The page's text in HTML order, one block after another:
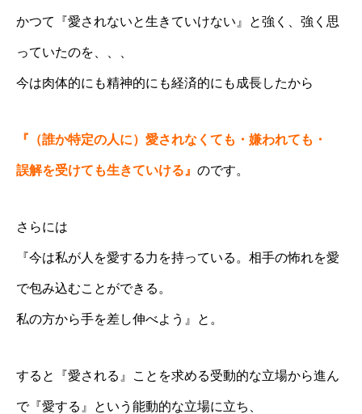
かつて『愛されないと生きていけない』と強く、強く思
っていたのを、、、
今は肉体的にも精神的にも経済的にも成長したから
『（誰か特定の人に）愛されなくても・嫌われても・
誤解を受けても生きていける』 のです。
さらには
『今は私が人を愛する力を持っている。相手の怖れを愛
で包み込むことができる。
私の方から手を差し伸べよう』と。
すると『愛される』ことを求める受動的な立場から進ん
で『愛する』という能動的な立場に立ち、